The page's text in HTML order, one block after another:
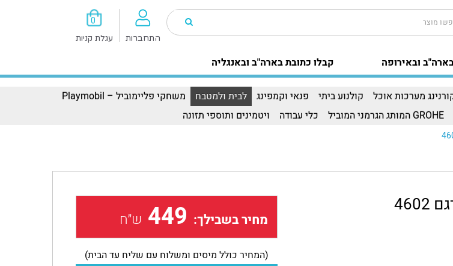
0
עגלת קניות התחברות
קבלו כתובת בארה"ב ובאנגליה ובאירופה
מערכות אוכל קולנוע ביתי פנאי וקמפינג לבית ולמטבח
משחקי פליימוביל – Playmobil
GROHE המותג הגרמני המוביל כלי עבודה ויטמינים ותוספי תזונה
מחיר בשבילך: 449 ש״ח
(המחיר כולל מיסים ומשלוח עם שליח עד הבית)